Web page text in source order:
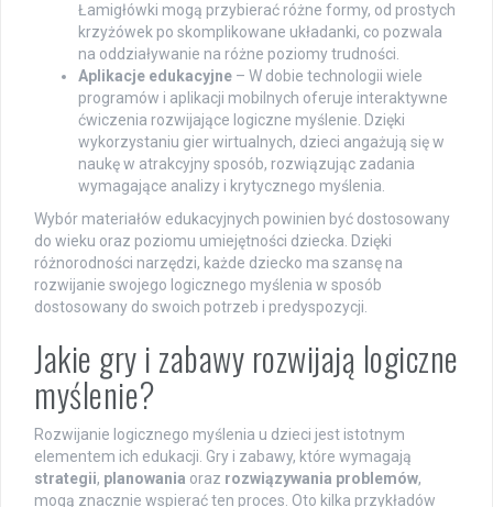
Łamigłówki mogą przybierać różne formy, od prostych
krzyżówek po skomplikowane układanki, co pozwala
na oddziaływanie na różne poziomy trudności.
Aplikacje edukacyjne – W dobie technologii wiele
programów i aplikacji mobilnych oferuje interaktywne
ćwiczenia rozwijające logiczne myślenie. Dzięki
wykorzystaniu gier wirtualnych, dzieci angażują się w
naukę w atrakcyjny sposób, rozwiązując zadania
wymagające analizy i krytycznego myślenia.
Wybór materiałów edukacyjnych powinien być dostosowany
do wieku oraz poziomu umiejętności dziecka. Dzięki
różnorodności narzędzi, każde dziecko ma szansę na
rozwijanie swojego logicznego myślenia w sposób
dostosowany do swoich potrzeb i predyspozycji.
Jakie gry i zabawy rozwijają logiczne
myślenie?
Rozwijanie logicznego myślenia u dzieci jest istotnym
elementem ich edukacji. Gry i zabawy, które wymagają
strategii, planowania oraz rozwiązywania problemów,
mogą znacznie wspierać ten proces. Oto kilka przykładów